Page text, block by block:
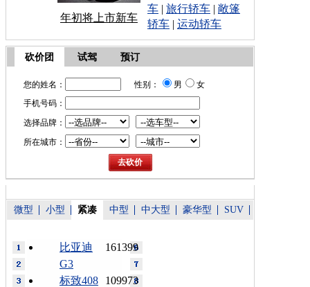
年初将上市新车
车 | 旅行轿车 | 敞篷
轿车 | 运动轿车
砍价团 试驾 预订
您的姓名： 性别： 男
女
手机号码：
选择品牌：
所在城市：
微型 小型 紧凑 中型 中大型 豪华型 SUV
161399
比亚迪
G3
109973
标致408